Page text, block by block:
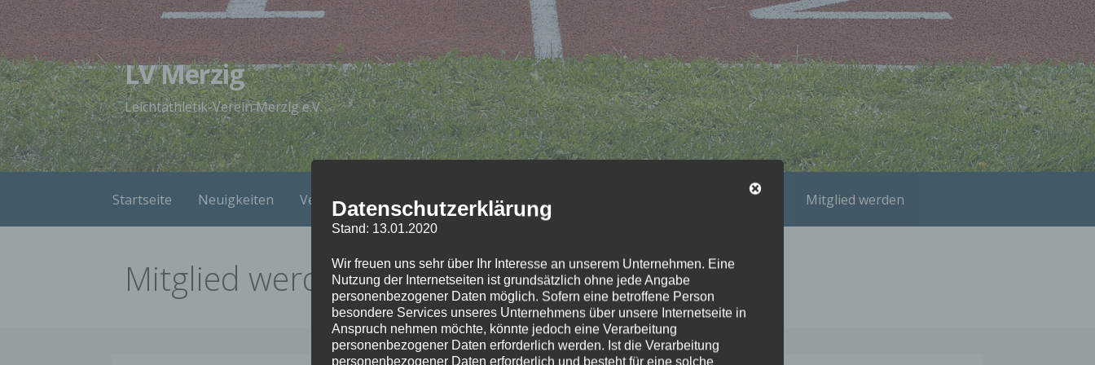
Zum
Inhalt
springen
LV Merzig
Leichtathletik-Verein Merzig e.V.
Startseite Neuigkeiten Verein Training Veranstaltungen Kontakt Mitglied werden
Mitglied werden
Datenschutzerklärung
Stand: 13.01.2020
Wir freuen uns sehr über Ihr Interesse an unserem Unternehmen. Eine
Nutzung der Internetseiten ist grundsätzlich ohne jede Angabe
personenbezogener Daten möglich. Sofern eine betroffene Person
besondere Services unseres Unternehmens über unsere Internetseite in
Anspruch nehmen möchte, könnte jedoch eine Verarbeitung
personenbezogener Daten erforderlich werden. Ist die Verarbeitung
personenbezogener Daten erforderlich und besteht für eine solche